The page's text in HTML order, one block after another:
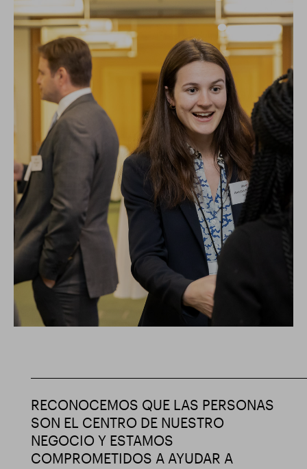
Actualización comercial Parque inteligente
RECONOCEMOS QUE LAS PERSONAS
SON EL CENTRO DE NUESTRO
NEGOCIO Y ESTAMOS
COMPROMETIDOS A AYUDAR A